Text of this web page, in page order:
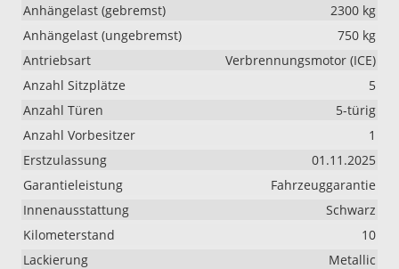
Anhängelast (gebremst)
2300 kg
Anhängelast (ungebremst)
750 kg
Antriebsart
Verbrennungsmotor (ICE)
Anzahl Sitzplätze
5
Anzahl Türen
5-türig
Anzahl Vorbesitzer
1
Erstzulassung
01.11.2025
Garantieleistung
Fahrzeuggarantie
Innenausstattung
Schwarz
Kilometerstand
10
Lackierung
Metallic